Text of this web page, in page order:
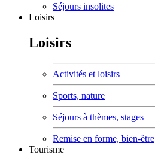
Séjours insolites
Loisirs
Loisirs
Activités et loisirs
Sports, nature
Séjours à thèmes, stages
Remise en forme, bien-être
Tourisme